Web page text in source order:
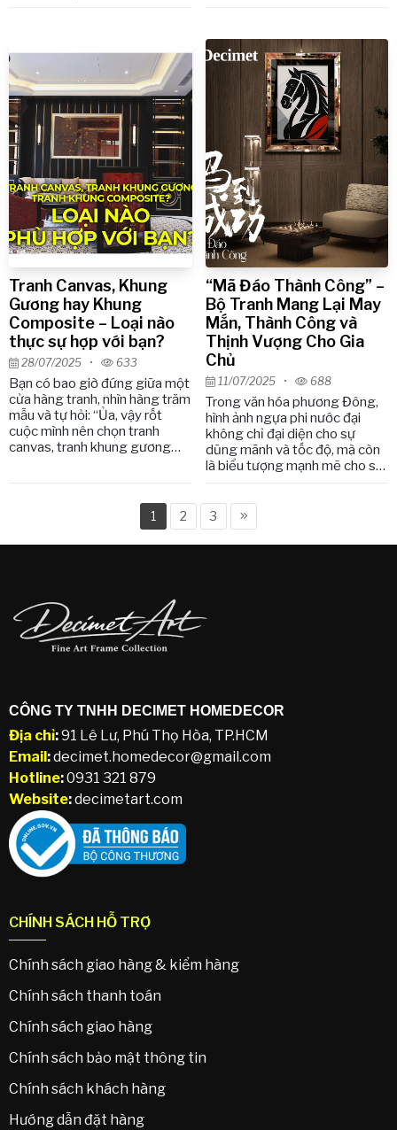
không chỉ dừng lại ở cây
thông, vòng nguyệt quế hay
ánh đèn lung linh. Đó còn là
nghệ thuật décor Noel cao
cấp, nơi mỗi chi tiết đều góp
phần định hình trải nghiệm cho
khách hàng. Đó chính là lý do
Catalogue Giáng Sinh
Decimet 2025 ra đời – một
giải pháp dành riêng cho các
doanh nghiệp, khách sạn,
trung tâm thương mại, nhà
hàng, và cả những không gian
Tranh Canvas, Khung
Gương hay Khung
Composite – Loại nào
thực sự hợp với bạn?
28/07/2025 • 633
Bạn có bao giờ đứng giữa một
cửa hàng tranh, nhìn hàng trăm
mẫu và tự hỏi: “Ủa, vậy rốt
cuộc mình nên chọn tranh
canvas, tranh khung gương
cả một thế giới về thẩm mỹ cá
nhân, cảm xúc sống và thói
quen tiêu dùng mà ít người để
“Mã Đáo Thành Công” –
Bộ Tranh Mang Lại May
Mắn, Thành Công và
Thịnh Vượng Cho Gia
Chủ
11/07/2025• 688
Trong văn hóa phương Đông,
hình ảnh ngựa phi nước đại
không chỉ đại diện cho sự
dũng mãnh và tốc độ, mà còn
là biểu tượng mạnh mẽ cho sự
“Mã Đáo Thành Công” vì thế
luôn là một trong những lựa
chọn tranh phong thủy được
1 2 3
CÔNG TY TNHH DECIMET HOMEDECOR
Địa chỉ:91 Lê Lư, Phú Thọ Hòa, TP.HCM
Email:decimet.homedecor@gmail.com
Hotline:0931 321 879
Website:decimetart.com
CHÍNH SÁCH HỖ TRỢ
Chính sách giao hàng & kiểm hàng
Chính sách thanh toán
Chính sách giao hàng
Chính sách bảo mật thông tin
Chính sách khách hàng
Hướng dẫn đặt hàng